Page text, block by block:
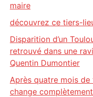
maire
découvrez ce tiers-
Disparition d’un
retrouvé dans une
Quentin Dumontier
Après quatre mois
change